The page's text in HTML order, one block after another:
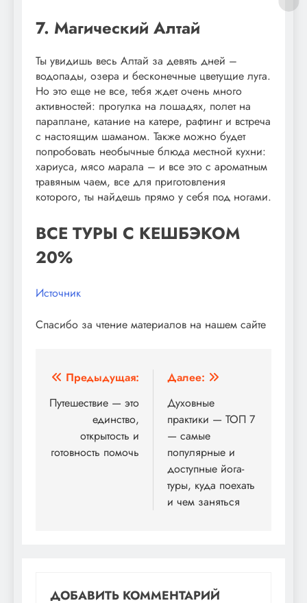
7. Магический Алтай
Ты увидишь весь Алтай за девять дней –
водопады, озера и бесконечные цветущие луга.
Но это еще не все, тебя ждет очень много
активностей: прогулка на лошадях, полет на
параплане, катание на катере, рафтинг и встреча
с настоящим шаманом. Также можно будет
попробовать необычные блюда местной кухни:
хариуса, мясо марала – и все это с ароматным
травяным чаем, все для приготовления
которого, ты найдешь прямо у себя под ногами.
ВСЕ ТУРЫ С КЕШБЭКОМ
20%
Источник
Спасибо за чтение материалов на нашем сайте
Навигация
по
записям
Предыдущая:
Путешествие — это
единство,
открытость и
готовность помочь
Далее:
Духовные
практики — ТОП 7
— самые
популярные и
доступные йога-
туры, куда поехать
и чем заняться
ДОБАВИТЬ КОММЕНТАРИЙ